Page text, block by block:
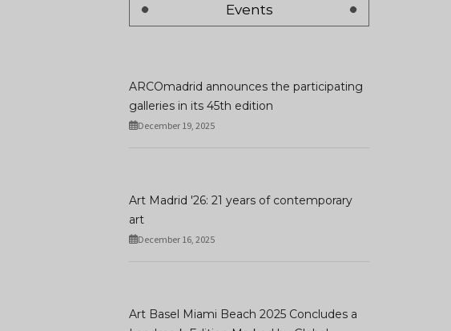
Events
ARCOmadrid announces the participating
galleries in its 45th edition
December 19, 2025
Art Madrid '26: 21 years of contemporary
art
December 16, 2025
Art Basel Miami Beach 2025 Concludes a